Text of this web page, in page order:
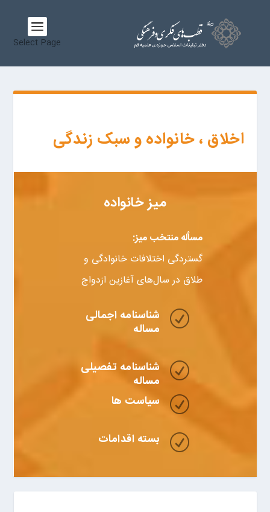
Select Page
اخلاق ، خانواده و سبک زندگی
میز خانواده
مسأله منتخب میز:
گستردگی اختلافات خانوادگی و
طلاق در سال‌های آغازین ازدواج
R شناسنامه اجمالی
مساله
R شناسنامه تفصیلی
مساله
R سیاست ها
R بسته اقدامات